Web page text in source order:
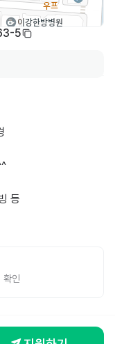
5
등
확인